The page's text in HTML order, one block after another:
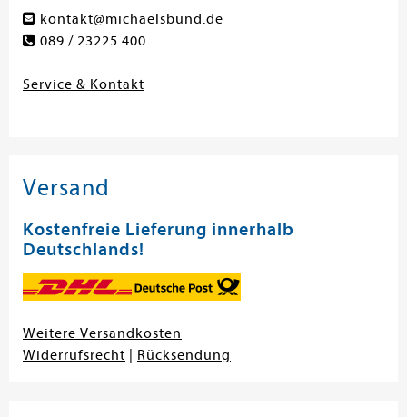
kontakt@michaelsbund.de
089 / 23225 400
Service & Kontakt
Versand
Kostenfreie Lieferung innerhalb
Deutschlands!
Weitere Versandkosten
Widerrufsrecht
Rücksendung